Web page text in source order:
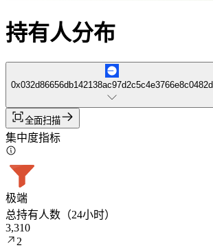
持有人分布
0x032d86656db142138ac97d2c5c4e3766e8c0482d
全面扫描
集中度指标
极端
总持有人数（24小时）
3,310
2